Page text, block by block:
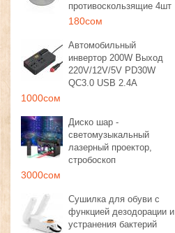
противоскользящие 4шт
180сом
Автомобильный
инвертор 200W Выход
220V/12V/5V PD30W
QC3.0 USB 2.4A
1000сом
Диско шар -
светомузыкальный
лазерный проектор,
стробоскоп
3000сом
Сушилка для обуви с
функцией дезодорации и
устранения бактерий